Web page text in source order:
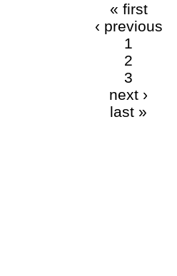
« first
‹ previous
1
2
3
next ›
last »